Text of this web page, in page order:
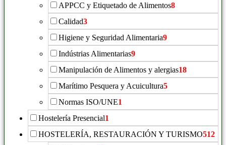
APPCC y Etiquetado de Alimentos8
Calidad3
Higiene y Seguridad Alimentaria9
Indústrias Alimentarias9
Manipulación de Alimentos y alergias18
Marítimo Pesquera y Acuicultura5
Normas ISO/UNE1
Hostelería Presencial1
HOSTELERÍA, RESTAURACIÓN Y TURISMO512